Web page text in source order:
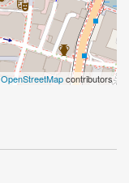
OpenStreetMapcontributors